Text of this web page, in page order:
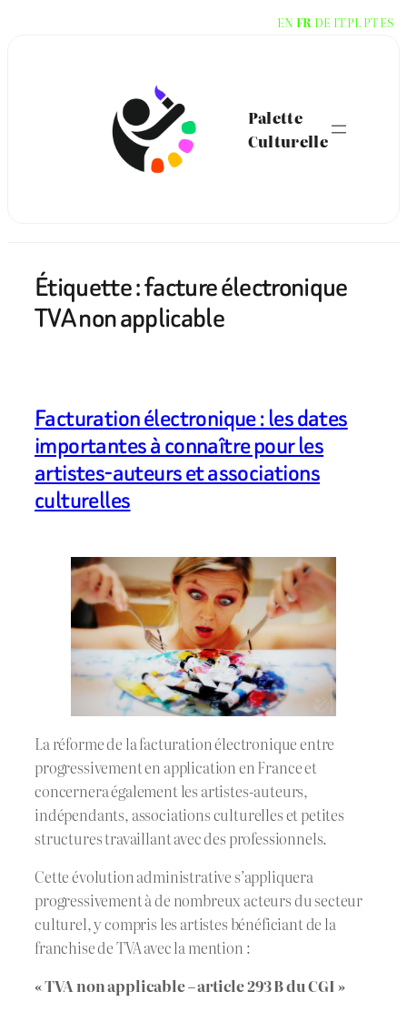
Palette
Culturelle
Étiquette :facture électronique
TVA non applicable
Facturation électronique : les dates
importantes à connaître pour les
artistes-auteurs et associations
culturelles
La réforme de la facturation électronique entre
progressivement en application en France et
concernera également les artistes-auteurs,
indépendants, associations culturelles et petites
structures travaillant avec des professionnels.
Cette évolution administrative s’appliquera
progressivement à de nombreux acteurs du secteur
culturel, y compris les artistes bénéficiant de la
franchise de TVA avec la mention :
« TVA non applicable – article 293 B du CGI »
EN FR DE ITPL PTES